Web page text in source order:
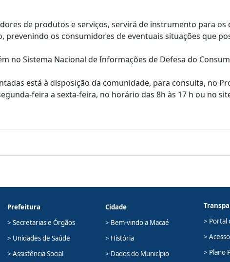
de produtos e serviços, servirá de instrumento para
os consumidores de eventuais situações que
no Sistema Nacional de Informações de Defesa do
está à disposição da comunidade, para consulta, no
feira a sexta-feira, no horário das 8h às 17 h ou no
Prefeitura
> Secretarias e Órgãos
> Unidades de Saúde
> Assistência Social
Cidade
> Bem-vindo a Macaé
> História
> Dados do Município
> Portal
>
> Plano